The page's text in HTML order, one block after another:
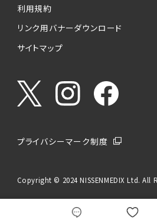
利用規約
リンク用バナーダウンロード
サイトマップ
プライバシーマーク制度
Copyright © 2024 NISSENMEDIX Ltd. All